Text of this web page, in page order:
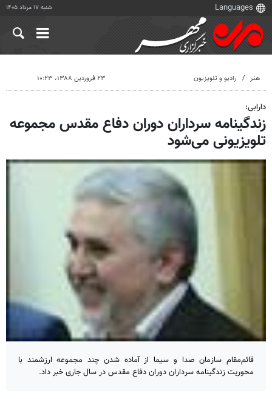
شنبه ۱۷ مرداد ۱۴۰۵
هنر رادیو و تلویزیون ۲۳ فروردین ۱۳۸۸، ۱۰:۲۳
دارابی:
زندگینامه سرداران دوران دفاع مقدس مجموعه
تلویزیونی می‌شود
قائم‌مقام سازمان صدا و سیما از آماده شدن چند مجموعه ارزشمند با
محوریت زندگینامه سرداران دوران دفاع مقدس در سال جاری خبر داد.